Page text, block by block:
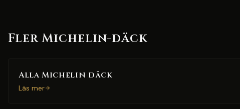
Fler Michelin-däck
Alla Michelin däck
Läs mer